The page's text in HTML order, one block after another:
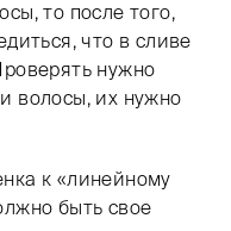
то после того,
что в сливе
нужно
волосы, их нужно
к «линейному
быть свое